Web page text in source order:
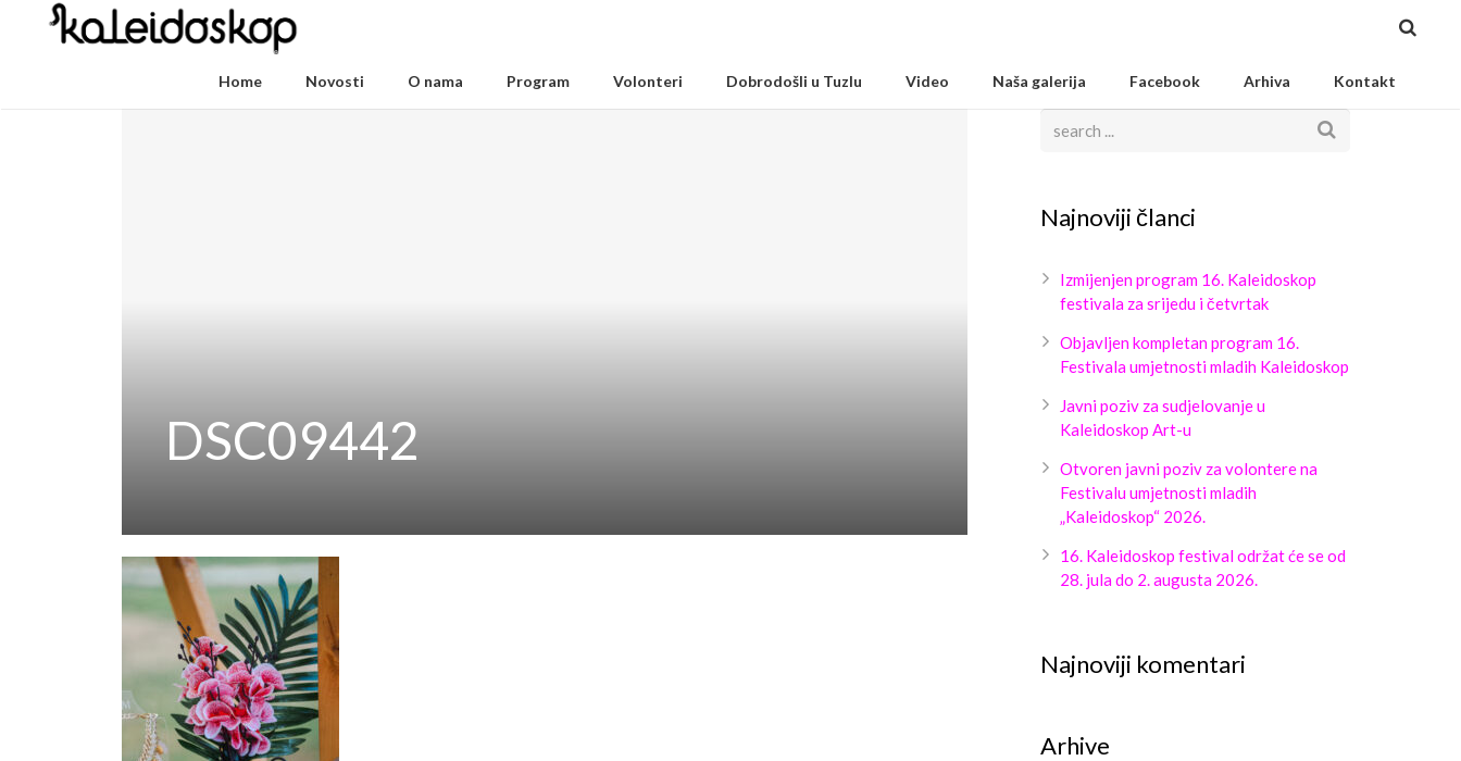
Home Novosti O nama Program Volonteri Dobrodošli u Tuzlu Video Naša galerija Facebook Arhiva Kontakt
DSC09442
Najnoviji članci
Izmijenjen program 16. Kaleidoskop
festivala za srijedu i četvrtak
Objavljen kompletan program 16.
Festivala umjetnosti mladih Kaleidoskop
Javni poziv za sudjelovanje u
Kaleidoskop Art-u
Otvoren javni poziv za volontere na
Festivalu umjetnosti mladih
„Kaleidoskop“ 2026.
16. Kaleidoskop festival održat će se od
28. jula do 2. augusta 2026.
Najnoviji komentari
Arhive